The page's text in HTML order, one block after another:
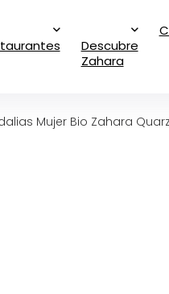
Descubre
Zahara
Mujer Bio Zahara